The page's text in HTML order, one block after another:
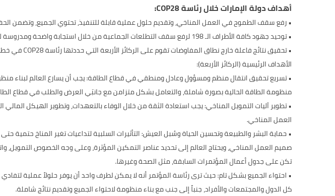
أهداف دولة الإمارات خلال رئاسة COP28:
• رفع سقف الطموح في العمل المناخي، وتقديم حلول عملية قابلة للتنفيذ، تحتوي الجميع، وتضمن الحفاظ
• توحيد جهود كافة الأطراف الـ 198 لرفع سقف التطلعات الجماعية من خلال استجابة واضحة ومدروسة للحصيلة العالمية الأولى
• تحقيق نتائج فاعلة خارج نطاق المفاوضات تقوم على الركائز الأربعة التي حددتها رئاسة COP28 في خطتها للعمل المناخي
الأهداف الرئيسية (الركائز الأربعة):
• تسريع تحقيق انتقال منظم ومسؤول وعادل ومنطقي في قطاع الطاقة: يجب أن يسارع العالم لبناء
منظومة الطاقة الحالية بصورة شاملة، والتعامل بشكل متزامن مع جانبَي العرض والطلب في قطاع
• تطوير آليات التمويل المناخي: يجب استعادة الثقة من خلال الوفاء بالتعهدات، وتطوير الهيكل
العمل المناخي.
• حماية البشر والطبيعة وتحسين الحياة وسُبل العيش: التأثيرات السلبية لتداعيات تغير المناخ
صميم العمل المناخي، ويحتاج العالم إلى تحديد عناصر التمكين المؤثرة، وعلى وجه الخصوص
تكن على جدول أعمال المؤتمرات السابقة، مثل الصحة وغيرها.
• احتواء الجميع بشكل تام: حيث ترى رئاسة المؤتمر أنه لا يمكن لطرف واحد أن يوفر حلولاً عملية
كل الدول والمجتمعات والأفراد، جنباً إلى جنب مع بناء منظومة لاحتواء الجميع وتقديم نتائج شاملة.